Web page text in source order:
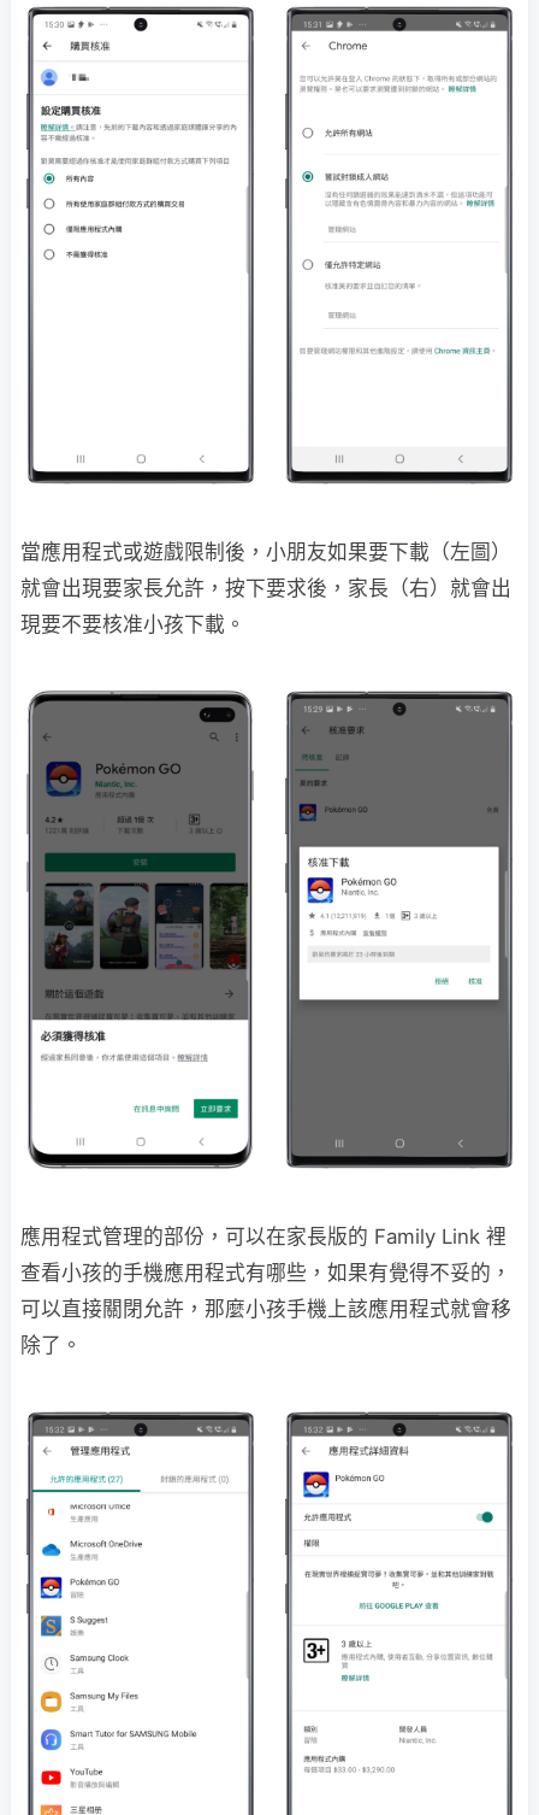
當應用程式或遊戲限制後，小朋友如果要下載（左圖）
就會出現要家長允許，按下要求後，家長（右）就會出
現要不要核准小孩下載。
應用程式管理的部份，可以在家長版的 Family Link 裡
查看小孩的手機應用程式有哪些，如果有覺得不妥的，
可以直接關閉允許，那麼小孩手機上該應用程式就會移
除了。